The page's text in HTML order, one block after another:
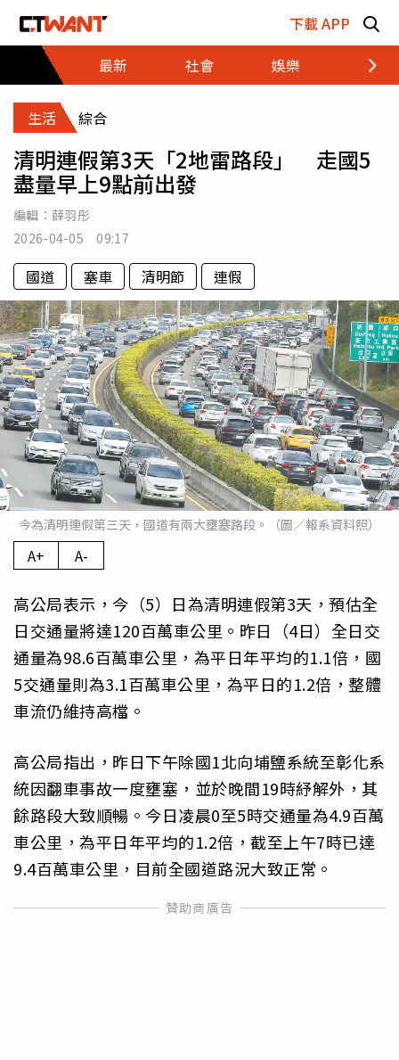
下載 APP
最新
社會 娛樂 財經
生活 綜合
清明連假第3天「2地雷路段」 走國5
盡量早上9點前出發
編輯： 薛羽彤
2026-04-05 09:17
國道 塞車 清明節 連假
今為清明連假第三天，國道有兩大壅塞路段。（圖／報系資料照）
A+ A-
高公局表示，今（5）日為清明連假第3天，預估全
日交通量將達120百萬車公里。昨日（4日）全日交
通量為98.6百萬車公里，為平日年平均的1.1倍，國
5交通量則為3.1百萬車公里，為平日的1.2倍，整體
車流仍維持高檔。
高公局指出，昨日下午除國1北向埔鹽系統至彰化系
統因翻車事故一度壅塞，並於晚間19時紓解外，其
餘路段大致順暢。今日凌晨0至5時交通量為4.9百萬
車公里，為平日年平均的1.2倍，截至上午7時已達
9.4百萬車公里，目前全國道路況大致正常。